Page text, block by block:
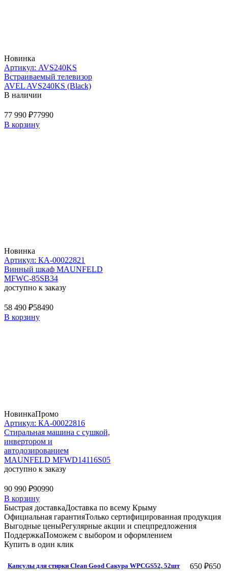
Новинка
Артикул: AVS240KS
Встраиваемый телевизор
AVEL AVS240KS (Black)
В наличии
77 990 ₽77990
В корзину
Новинка
Артикул: КА-00022821
Винный шкаф MAUNFELD
MFWC-85SB34
доступно к заказу
58 490 ₽58490
В корзину
НовинкаПромо
Артикул: КА-00022816
Стиральная машина c сушкой,
инвертором и
автодозированием
MAUNFELD MFWD14116S05
доступно к заказу
90 990 ₽90990
В корзину
Быстрая доставкаДоставка по всему Крыму
Официальная гарантияТолько сертифицированная продукция
Выгодные ценыРегулярные акции и спецпредложения
ПоддержкаПоможем с выбором и оформлением
Купить в один клик
Капсулы для стирки Clean Good Сакура WPCGS52, 52шт 650 ₽650